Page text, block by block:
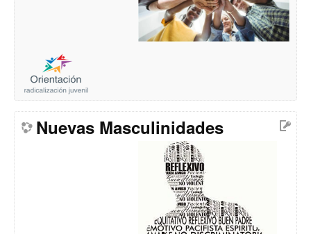
Nuevas Masculinidades